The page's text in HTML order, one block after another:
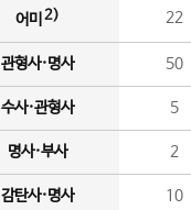
어미 2) 22
관형사·명사 50
수사·관형사 5
명사·부사 2
감탄사·명사 10